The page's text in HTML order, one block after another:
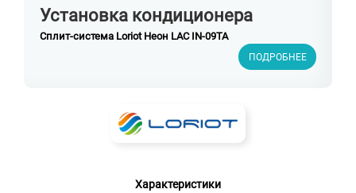
Установка кондиционера
Сплит-система Loriot Неон LAC IN-09TA
ПОДРОБНЕЕ
Характеристики